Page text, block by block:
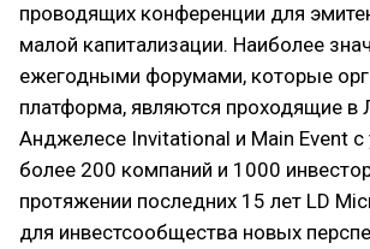
проводящих конференции для
малой капитализации. Наиболее
ежегодными форумами, которые
платформа, являются проходящие в
Анджелесе Invitational и Main Event с
более 200 компаний и 1000
протяжении последних 15 лет LD
для инвестсообщества новых